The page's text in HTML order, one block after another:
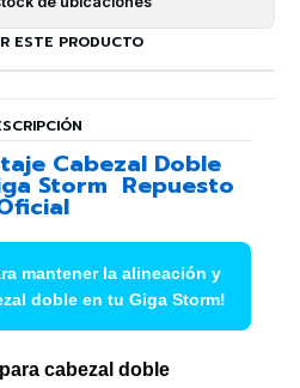
ESTE PRODUCTO
Cabezal Doble
Storm  Repuesto
mantener la alineación y
doble en tu Giga Storm!
cabezal doble